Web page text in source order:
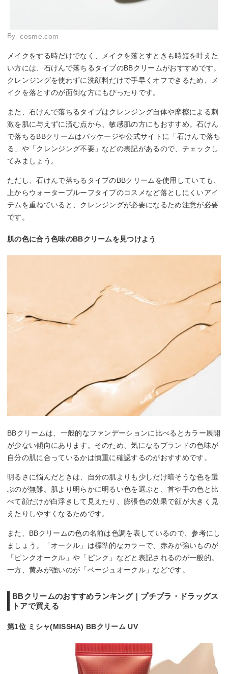
By:cosme.com
メイクをする時だけでなく、メイクを落とすときも時短を叶えた
い方には、石けんで落ちるタイプのBBクリームがおすすめです。
クレンジングを使わずに洗顔料だけで手早くオフできるため、メ
イクを落とすのが面倒な方にもぴったりです。
また、石けんで落ちるタイプはクレンジング自体や摩擦による刺
激を肌に与えずに済む点から、敏感肌の方にもおすすめ。石けん
で落ちるBBクリームはパッケージや公式サイトに「石けんで落ち
る」や「クレンジング不要」などの表記があるので、チェックし
てみましょう。
ただし、石けんで落ちるタイプのBBクリームを使用していても、
上からウォータープルーフタイプのコスメなど落としにくいアイ
テムを重ねていると、クレンジングが必要になるため注意が必要
です。
肌の色に合う色味のBBクリームを見つけよう
BBクリームは、一般的なファンデーションに比べるとカラー展開
が少ない傾向にあります。そのため、気になるブランドの色味が
自分の肌に合っているかは慎重に確認するのがおすすめです。
明るさに悩んだときは、自分の肌よりも少しだけ暗そうな色を選
ぶのが無難。肌より明らかに明るい色を選ぶと、首や手の色と比
べて顔だけが白浮きして見えたり、膨張色の効果で顔が大きく見
えたりしやすくなるためです。
また、BBクリームの色の名前は色調を表しているので、参考にし
ましょう。「オークル」は標準的なカラーで、赤みが強いものが
「ピンクオークル」や「ピンク」などと表記されるのが一般的。
一方、黄みが強いのが「ベージュオークル」などです。
BBクリームのおすすめランキング｜プチプラ・ドラッグス
トアで買える
第1位 ミシャ(MISSHA) BBクリーム UV